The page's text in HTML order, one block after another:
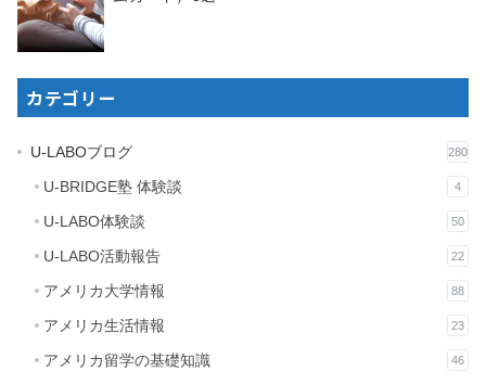
カテゴリー
U-LABOブログ 280
U-BRIDGE塾 体験談 4
U-LABO体験談 50
U-LABO活動報告 22
アメリカ大学情報 88
アメリカ生活情報 23
アメリカ留学の基礎知識 46